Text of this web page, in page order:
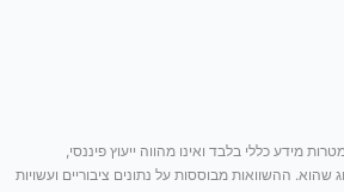
מידע כללי בלבד ואינו מהווה ייעוץ פיננסי,
שהוא. ההשוואות מבוססות על נתונים ציבוריים ועשויות